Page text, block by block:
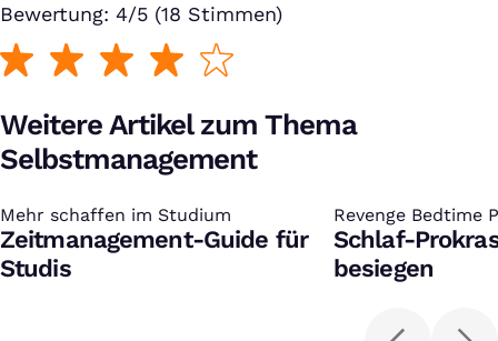
Bewertung: 4/5 (18 Stimmen)
Weitere Artikel zum Thema
Selbstmanagement
Mehr schaffen im Studium
:
Zeitmanagement-Guide für
Studis
Revenge Bedtime
:
Schlaf-
besiegen